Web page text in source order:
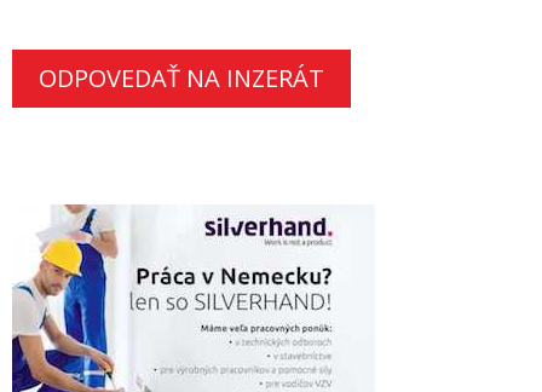
ODPOVEDAŤ NA INZERÁT